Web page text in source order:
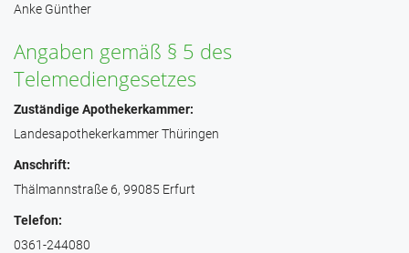
Anke Günther
Angaben gemäß § 5 des
Telemediengesetzes
Zuständige Apothekerkammer:
Landesapothekerkammer Thüringen
Anschrift:
Thälmannstraße 6, 99085 Erfurt
Telefon:
0361-244080